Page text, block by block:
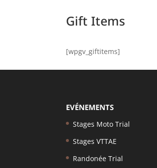
Gift Items
[wpgv_giftitems]
EVÉNEMENTS
Stages Moto Trial
Stages VTTAE
Randonée Trial